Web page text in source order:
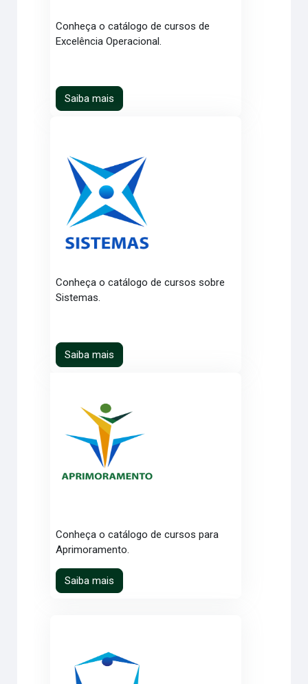
Conheça o catálogo de cursos de
Excelência Operacional.
Saiba mais
Conheça o catálogo de cursos sobre
Sistemas.
Saiba mais
Conheça o catálogo de cursos para
Aprimoramento.
Saiba mais